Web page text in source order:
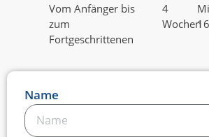
Vom Anfänger bis
zum
Fortgeschrittenen
4
Wochen
Name